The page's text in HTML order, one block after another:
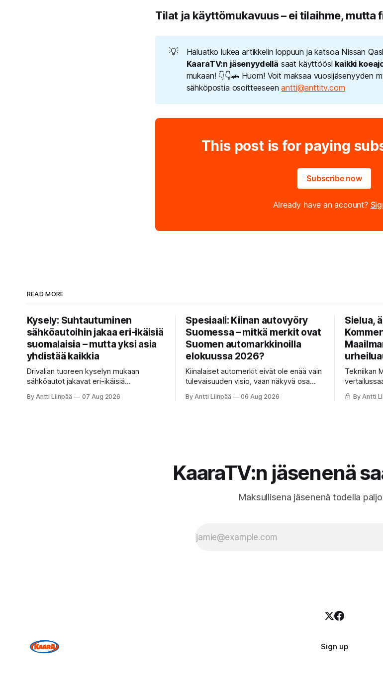
Tilat ja käyttömukavuus – ei tilaihme, mutta
💡
Haluatko lukea artikkelin loppuun ja katsoa Nissan
KaaraTV:n jäsenyydellä saat käyttöösi kaikki
mukaan! 👇👇🚗 Huom! Voit maksaa vuosijäsenyyden
sähköpostia osoitteeseenantti@anttitv.com
This post is for paying
Subscribe now
Already have an account?
READ MORE
Kysely: Suhtautuminen
sähköautoihin jakaa eri-ikäisiä
suomalaisia – mutta yksi asia
yhdistää kaikkia
Drivalian tuoreen kyselyn mukaan
sähköautot jakavat eri-ikäisiä
kaikkia: kiinteät ja ennustettavat
By Antti Liinpää 07 Aug 2026
Spesiaali: Kiinan autovyöry
Suomessa – mitkä merkit ovat
Suomen automarkkinoilla
elokuussa 2026?
Kiinalaiset automerkit eivät ole enää vain
tulevaisuuden visio, vaan näkyvä osa
merkit hallitsevat markkinaa, mitkä
By Antti Liinpää 06 Aug 2026
Sielua,
Tekniikan
erilaista
By Antti
KaaraTV:n jäsenenä
Maksullisena jäsenenä todella
Sign up